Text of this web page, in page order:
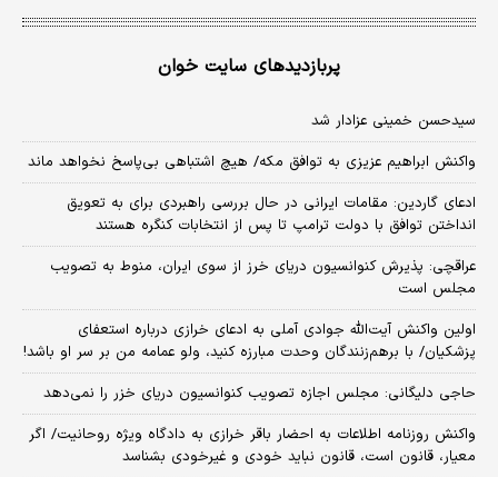
پربازدیدهای سایت خوان
سیدحسن خمینی عزادار شد
واکنش ابراهیم عزیزی به توافق مکه/ هیچ اشتباهی بی‌پاسخ نخواهد ماند
ادعای گاردین: مقامات ایرانی در حال بررسی راهبردی برای به تعویق
انداختن توافق با دولت ترامپ تا پس از انتخابات کنگره هستند
عراقچی: پذیرش کنوانسیون دریای خرز از سوی ایران، منوط به تصویب
مجلس است
اولین واکنش آیت‌الله جوادی آملی به ادعای خرازی درباره استعفای
پزشکیان/ با برهم‌زنندگان وحدت مبارزه کنید، ولو عمامه من بر سر او باشد!
حاجی دلیگانی: مجلس اجازه تصویب کنوانسیون دریای خزر را نمی‌دهد
واکنش روزنامه اطلاعات به احضار باقر خرازی به دادگاه ویژه روحانیت/ اگر
معیار، قانون است، قانون نباید خودی و غیرخودی بشناسد